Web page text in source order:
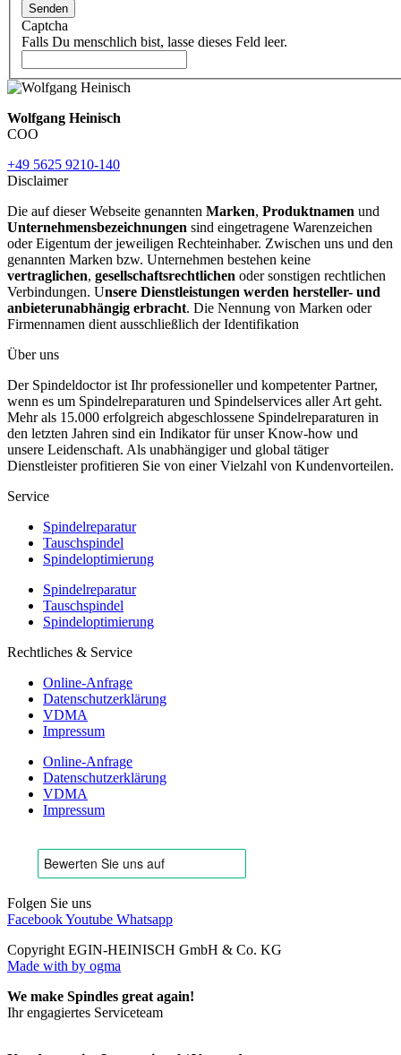
Senden
Captcha
Falls Du menschlich bist, lasse dieses Feld leer.
Wolfgang Heinisch
COO
+49 5625 9210-140
Disclaimer
Die auf dieser Webseite genannten Marken, Produktnamen und
Unternehmensbezeichnungen sind eingetragene Warenzeichen
oder Eigentum der jeweiligen Rechteinhaber. Zwischen uns und den
genannten Marken bzw. Unternehmen bestehen keine
vertraglichen, gesellschaftsrechtlichen oder sonstigen rechtlichen
Verbindungen. Unsere Dienstleistungen werden hersteller- und
anbieterunabhängig erbracht. Die Nennung von Marken oder
Firmennamen dient ausschließlich der Identifikation
Über uns
Der Spindeldoctor ist Ihr professioneller und kompetenter Partner,
wenn es um Spindelreparaturen und Spindelservices aller Art geht.
Mehr als 15.000 erfolgreich abgeschlossene Spindelreparaturen in
den letzten Jahren sind ein Indikator für unser Know-how und
unsere Leidenschaft. Als unabhängiger und global tätiger
Dienstleister profitieren Sie von einer Vielzahl von Kundenvorteilen.
Service
Spindelreparatur
Tauschspindel
Spindeloptimierung
Spindelreparatur
Tauschspindel
Spindeloptimierung
Rechtliches & Service
Online-Anfrage
Datenschutzerklärung
VDMA
Impressum
Online-Anfrage
Datenschutzerklärung
VDMA
Impressum
Folgen Sie uns
FacebookYoutube Whatsapp
Copyright EGIN-HEINISCH GmbH & Co. KG
Made with by ogma
We make Spindles great again!
Ihr engagiertes Serviceteam